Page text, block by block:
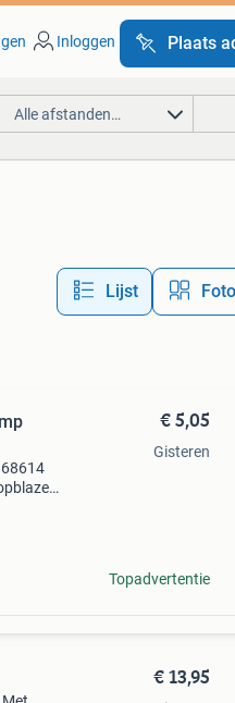
Inloggen Plaats
Alle afstanden…
Lijst
€ 5,05
Gisteren
Topadvertentie
€ 13,95